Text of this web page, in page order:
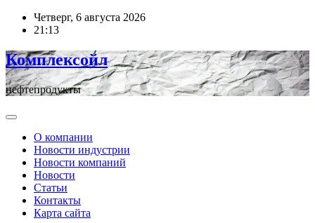
ПерейтиЧетверг, 6 августа 2026
21:13
Комплексойл
нефтепродукты
О компании
Новости индустрии
Новости компаний
Новости
Статьи
Контакты
Карта сайта